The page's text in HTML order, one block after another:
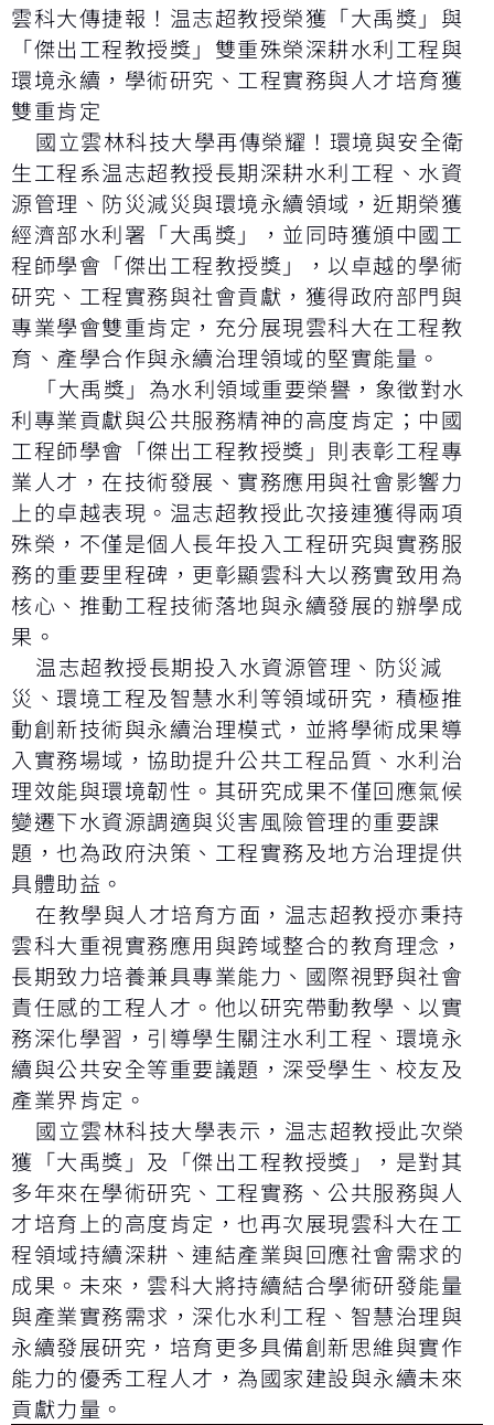
雲科大傳捷報！温志超教授榮獲「大禹獎」與
「傑出工程教授獎」雙重殊榮深耕水利工程與
環境永續，學術研究、工程實務與人才培育獲
雙重肯定
國立雲林科技大學再傳榮耀！環境與安全衛
生工程系温志超教授長期深耕水利工程、水資
源管理、防災減災與環境永續領域，近期榮獲
經濟部水利署「大禹獎」，並同時獲頒中國工
程師學會「傑出工程教授獎」，以卓越的學術
研究、工程實務與社會貢獻，獲得政府部門與
專業學會雙重肯定，充分展現雲科大在工程教
育、產學合作與永續治理領域的堅實能量。
「大禹獎」為水利領域重要榮譽，象徵對水
利專業貢獻與公共服務精神的高度肯定；中國
工程師學會「傑出工程教授獎」則表彰工程專
業人才，在技術發展、實務應用與社會影響力
上的卓越表現。温志超教授此次接連獲得兩項
殊榮，不僅是個人長年投入工程研究與實務服
務的重要里程碑，更彰顯雲科大以務實致用為
核心、推動工程技術落地與永續發展的辦學成
果。
温志超教授長期投入水資源管理、防災減
災、環境工程及智慧水利等領域研究，積極推
動創新技術與永續治理模式，並將學術成果導
入實務場域，協助提升公共工程品質、水利治
理效能與環境韌性。其研究成果不僅回應氣候
變遷下水資源調適與災害風險管理的重要課
題，也為政府決策、工程實務及地方治理提供
具體助益。
在教學與人才培育方面，温志超教授亦秉持
雲科大重視實務應用與跨域整合的教育理念，
長期致力培養兼具專業能力、國際視野與社會
責任感的工程人才。他以研究帶動教學、以實
務深化學習，引導學生關注水利工程、環境永
續與公共安全等重要議題，深受學生、校友及
產業界肯定。
國立雲林科技大學表示，温志超教授此次榮
獲「大禹獎」及「傑出工程教授獎」，是對其
多年來在學術研究、工程實務、公共服務與人
才培育上的高度肯定，也再次展現雲科大在工
程領域持續深耕、連結產業與回應社會需求的
成果。未來，雲科大將持續結合學術研發能量
與產業實務需求，深化水利工程、智慧治理與
永續發展研究，培育更多具備創新思維與實作
能力的優秀工程人才，為國家建設與永續未來
貢獻力量。